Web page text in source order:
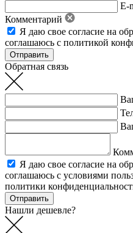
E-
Комментарий
Я даю свое согласие на
соглашаюсь с политикой
Обратная связь
Я даю свое согласие на
соглашаюсь с условиями
политики
Нашли дешевле?